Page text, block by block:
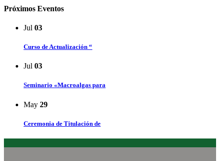
Próximos Eventos
Jul 03
Curso de Actualización “
Jul 03
Seminario «Macroalgas para
May 29
Ceremonia de Titulación de